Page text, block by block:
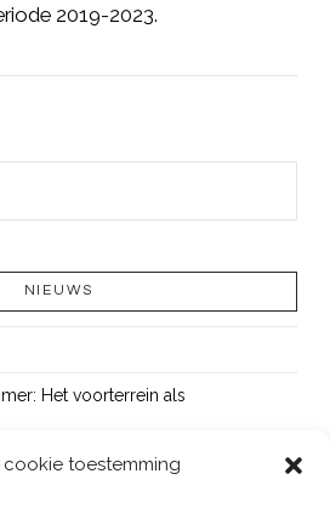
cookie toestemming
2019-2023.
NIEUWS
Het voorterrein als
signaleren, duiden en handelen